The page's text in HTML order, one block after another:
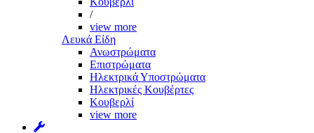
/
view more
Λευκά Είδη
Ανωστρώματα
Επιστρώματα
Ηλεκτρικά Υποστρώματα
Ηλεκτρικές Κουβέρτες
Κουβερλί
view more